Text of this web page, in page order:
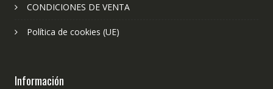
CONDICIONES DE VENTA
Política de cookies (UE)
Información